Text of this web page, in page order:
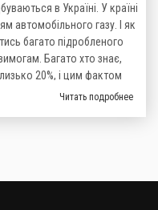
в Україні. У країні
автомобільного газу. І як
багато підробленого
Багато хто знає,
20%, і цим фактом
з неякісним газом теж
Читать подробнее